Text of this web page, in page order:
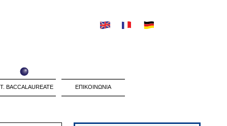
BACCALAUREATE ΕΠΙΚΟΙΝΩΝΙΑ